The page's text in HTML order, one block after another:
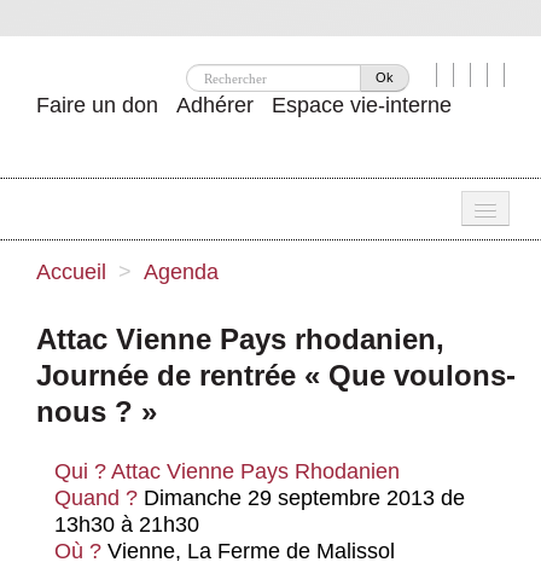
Ok
Faire un don Adhérer Espace vie-interne
Nos idées
Se mobiliser
Agenda
Actus et médias
Accueil > Agenda
Attac Vienne Pays rhodanien,
Journée de rentrée « Que voulons-
nous ? »
Qui ? Attac Vienne Pays Rhodanien
Quand ? Dimanche 29 septembre 2013 de
13h30 à 21h30
Où ? Vienne, La Ferme de Malissol